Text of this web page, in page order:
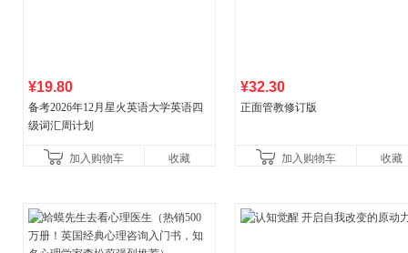
¥19.80
备考2026年12月星火英语大学英语四
级词汇周计划
加入购物车 收藏
¥32.30
正面管教修订版
加入购物车 收藏